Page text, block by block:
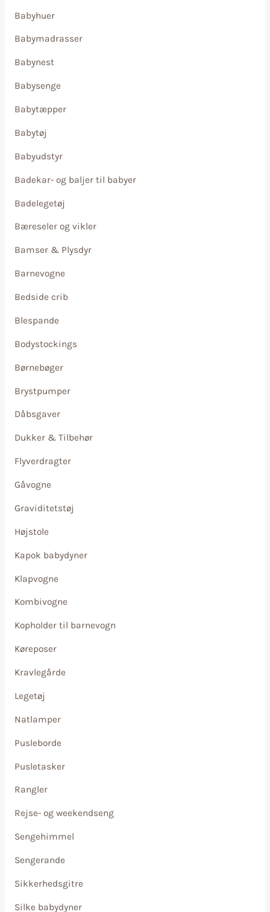
Babyhuer
Babymadrasser
Babynest
Babysenge
Babytæpper
Babytøj
Babyudstyr
Badekar- og baljer til babyer
Badelegetøj
Bæreseler og vikler
Bamser & Plysdyr
Barnevogne
Bedside crib
Blespande
Bodystockings
Børnebøger
Brystpumper
Dåbsgaver
Dukker & Tilbehør
Flyverdragter
Gåvogne
Graviditetstøj
Højstole
Kapok babydyner
Klapvogne
Kombivogne
Kopholder til barnevogn
Køreposer
Kravlegårde
Legetøj
Natlamper
Pusleborde
Pusletasker
Rangler
Rejse- og weekendseng
Sengehimmel
Sengerande
Sikkerhedsgitre
Silke babydyner